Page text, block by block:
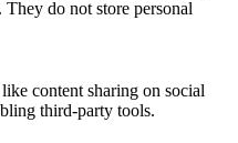
They do not store personal
content sharing on social
third-party tools.